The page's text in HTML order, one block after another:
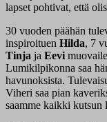
lapset pohtivat, että
30 vuoden päähän
inspiroituen Hilda, 7
Tinja ja Eevi
Lumikilpikonna saa
havunoksista.
Viheri saa pian
saamme kaikki kutsun